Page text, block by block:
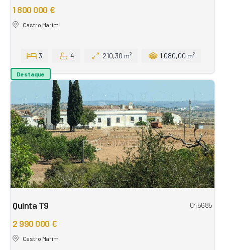
1 800 000 €
Castro Marim
3 4 210,30 m² 1.080,00 m²
Destaque
Quinta T9 045685
2 990 000 €
Castro Marim